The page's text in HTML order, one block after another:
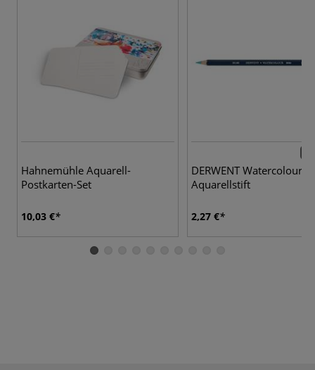
Hahnemühle Aquarell-
Postkarten-Set
10,03 €
DERWENT Watercolour
Aquarellstift
2,27 €